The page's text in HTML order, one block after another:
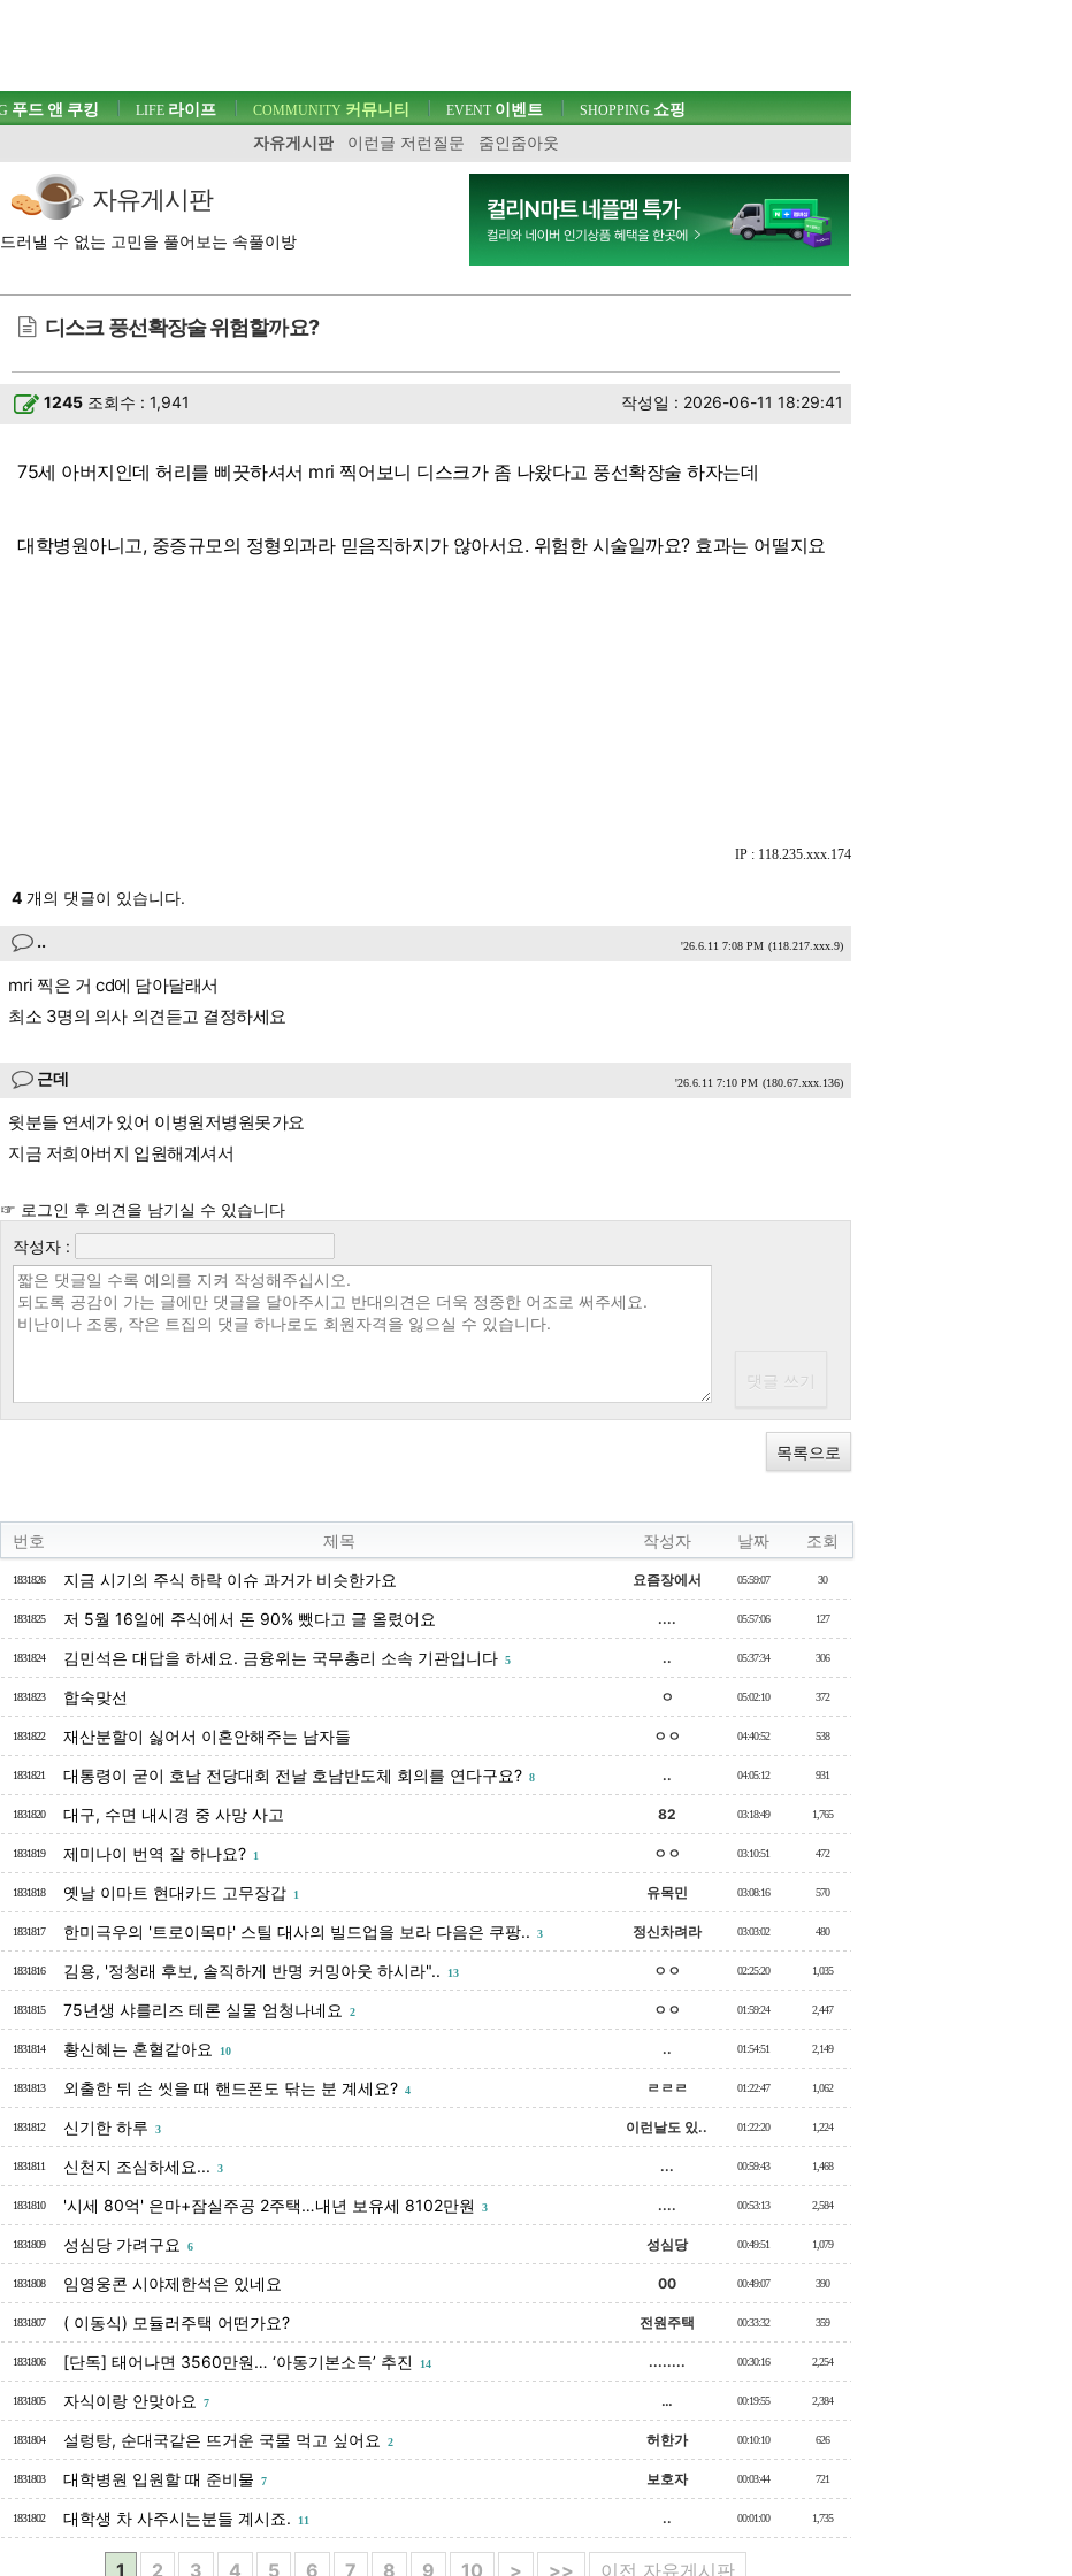
푸드 앤 쿠킹 LIFE 라이프 COMMUNITY 커뮤니티
자유게시판
이런글 저런질문 줌인줌아웃
EVENT이벤트 SHOPPING 쇼핑
자유게시판
드러낼 수 없는 고민을 풀어보는 속풀이방
디스크 풍선확장술 위험할까요?
1245 조회수 : 1,941 작성일 : 2026-06-11 18:29:41
75세 아버지인데 허리를 삐끗하셔서 mri 찍어보니 디스크가 좀 나왔다고 풍선확장술 하자는데
대학병원아니고, 중증규모의 정형외과라 믿음직하지가 않아서요. 위험한 시술일까요? 효과는 어떨지요
IP : 118.235.xxx.174
4 개의 댓글이 있습니다.
.. '26.6.11 7:08 PM (118.217.xxx.9)
mri 찍은 거 cd에 담아달래서
최소 3명의 의사 의견듣고 결정하세요
근데 '26.6.11 7:10 PM (180.67.xxx.136)
윗분들 연세가 있어 이병원저병원못가요
지금 저희아버지 입원해계셔서
☞ 로그인 후 의견을 남기실 수 있습니다
작성자 :
목록으로
번호 제목 작성자 날짜 조회
1831826 지금 시기의 주식 하락 이슈 과거가 비슷한가요 요즘장에서 05:59:07 30
1831825 저 5월 16일에 주식에서 돈 90% 뺐다고 글 올렸어요 .... 05:57:06 127
1831824 김민석은 대답을 하세요. 금융위는 국무총리 소속 기관입니다 5 .. 05:37:34 306
1831823 합숙맞선 ㅇ 05:02:10 372
1831822 재산분할이 싫어서 이혼안해주는 남자들 ㅇㅇ 04:40:52 538
1831821 대통령이 굳이 호남 전당대회 전날 호남반도체 회의를 연다구요? 8 .. 04:05:12 931
1831820 대구, 수면 내시경 중 사망 사고 82 03:18:49 1,765
1831819 제미나이 번역 잘 하나요? 1 ㅇㅇ 03:10:51 472
1831818 옛날 이마트 현대카드 고무장갑 1 유목민 03:08:16 570
1831817 한미극우의 '트로이목마' 스틸 대사의 빌드업을 보라 다음은 쿠팡.. 3 정신차려라 03:03:02 480
1831816 김용, '정청래 후보, 솔직하게 반명 커밍아웃 하시라".. 13 ㅇㅇ 02:25:20 1,035
1831815 75년생 샤를리즈 테론 실물 엄청나네요 2 ㅇㅇ 01:59:24 2,447
1831814 황신혜는 혼혈같아요 10 .. 01:54:51 2,149
1831813 외출한 뒤 손 씻을 때 핸드폰도 닦는 분 계세요? 4 ㄹㄹㄹ 01:22:47 1,062
1831812 신기한 하루 3 이런날도 있.. 01:22:20 1,224
1831811 신천지 조심하세요... 3 ... 00:59:43 1,468
1831810 '시세 80억' 은마+잠실주공 2주택…내년 보유세 8102만원 3 .... 00:53:13 2,584
1831809 성심당 가려구요 6 성심당 00:49:51 1,079
1831808 임영웅콘 시야제한석은 있네요 00 00:49:07 390
1831807 ( 이동식) 모듈러주택 어떤가요? 전원주택 00:33:32 359
1831806 [단독] 태어나면 3560만원… ‘아동기본소득’ 추진 14 ........ 00:30:16 2,254
1831805 자식이랑 안맞아요 7 … 00:19:55 2,384
1831804 설렁탕, 순대국같은 뜨거운 국물 먹고 싶어요 2 허한가 00:10:10 626
1831803 대학병원 입원할 때 준비물 7 보호자 00:03:44 721
1831802 대학생 차 사주시는분들 계시죠. 11 .. 00:01:00 1,735
1 2 3 4 5 6 7 8 9 10 > >> 이전 자유게시판